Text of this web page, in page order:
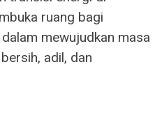
ruang bagi
mewujudkan masa
adil, dan